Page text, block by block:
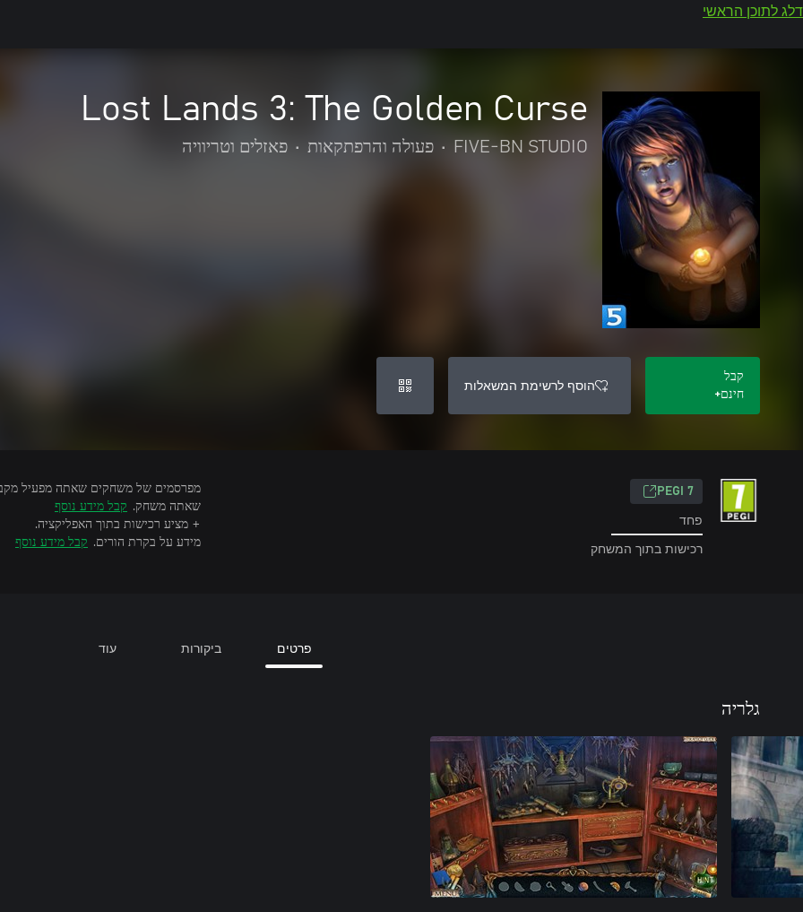
דלג לתוכן הראשי
Lost Lands 3: The Golden Curse
FIVE-BN STUDIO
• פעולה והרפתקאות • פאזלים וטריוויה
קבל
חינם+
הוסף לרשימת המשאלות
PEGI 7
פחד
רכישות בתוך המשחק
שאתה משחק. קבל מידע נוסף
+ מציע רכישות בתוך האפליקציה.
מידע על בקרת הורים. קבל מידע נוסף
פרטים ביקורות עוד
גלריה